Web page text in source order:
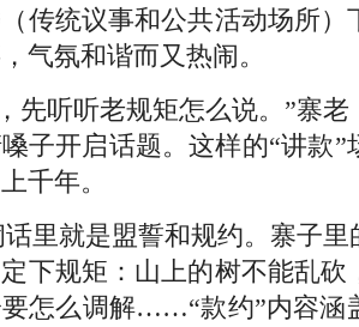
传统议事和公共活动场所）
气氛和谐而又热闹。
先听听老规矩怎么说。”寨
子开启话题。这样的“讲款”
千年。
话里就是盟誓和规约。寨子
下规矩：山上的树不能乱砍
怎么调解……“款约”内容涵